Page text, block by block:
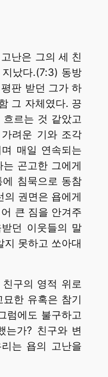
난은 그의 세 친
났다.(7:3) 동방
판 받던 그가 하
그 자체였다. 끙
르는 것 같았고
려운 기와 조각
매일 연속되는
곤고한 그에게
침묵으로 동참
권면은 욥에게
큰 짐을 안겨주
던 이웃들의 말
못하고 쏘아대
구의 영적 위로
한 유혹은 참기
럼에도 불구하고
는가? 친구와 변
는 욥의 고난을